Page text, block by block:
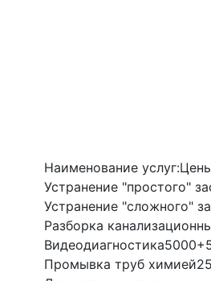
Наименование услуг:
Устранение "простого"
Устранение "сложного"
Разборка
Видеодиагностика
Промывка труб химией